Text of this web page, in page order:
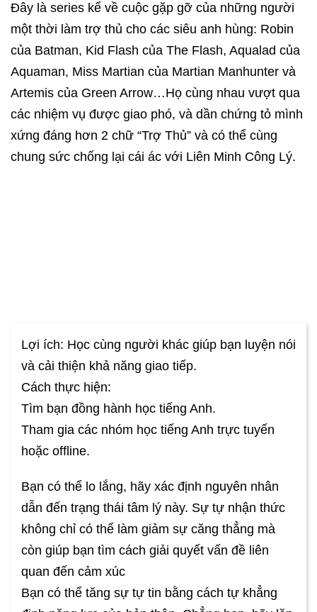
Đây là series kể về cuộc gặp gỡ của những người
một thời làm trợ thủ cho các siêu anh hùng: Robin
của Batman, Kid Flash của The Flash, Aqualad của
Aquaman, Miss Martian của Martian Manhunter và
Artemis của Green Arrow…Họ cùng nhau vượt qua
các nhiệm vụ được giao phó, và dần chứng tỏ mình
xứng đáng hơn 2 chữ “Trợ Thủ” và có thể cùng
chung sức chống lại cái ác với Liên Minh Công Lý.
Lợi ích: Học cùng người khác giúp bạn luyện nói
và cải thiện khả năng giao tiếp.
Cách thực hiện:
Tìm bạn đồng hành học tiếng Anh.
Tham gia các nhóm học tiếng Anh trực tuyến
hoặc offline.
Bạn có thể lo lắng, hãy xác định nguyên nhân
dẫn đến trạng thái tâm lý này. Sự tự nhận thức
không chỉ có thể làm giảm sự căng thẳng mà
còn giúp bạn tìm cách giải quyết vấn đề liên
quan đến cảm xúc
Bạn có thể tăng sự tự tin bằng cách tự khẳng